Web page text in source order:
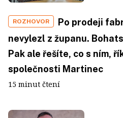
ROZHOVOR
Po prodeji
nevylezl z županu.
Pak ale řešíte, co s ním,
společnosti Martinec
15 minut čtení